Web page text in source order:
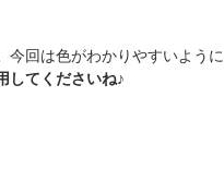
今回は色がわかりやすいように
してくださいね♪